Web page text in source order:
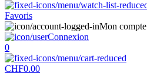
Favoris
Mon compte
Connexion
0
CHF0.00